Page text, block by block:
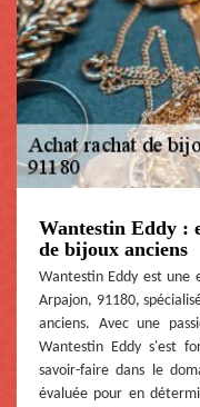
Wantestin Eddy :
de bijoux anciens
Wantestin Eddy est une
Arpajon, 91180,
anciens. Avec une
Wantestin Eddy s'est
savoir-faire dans le
évaluée pour en